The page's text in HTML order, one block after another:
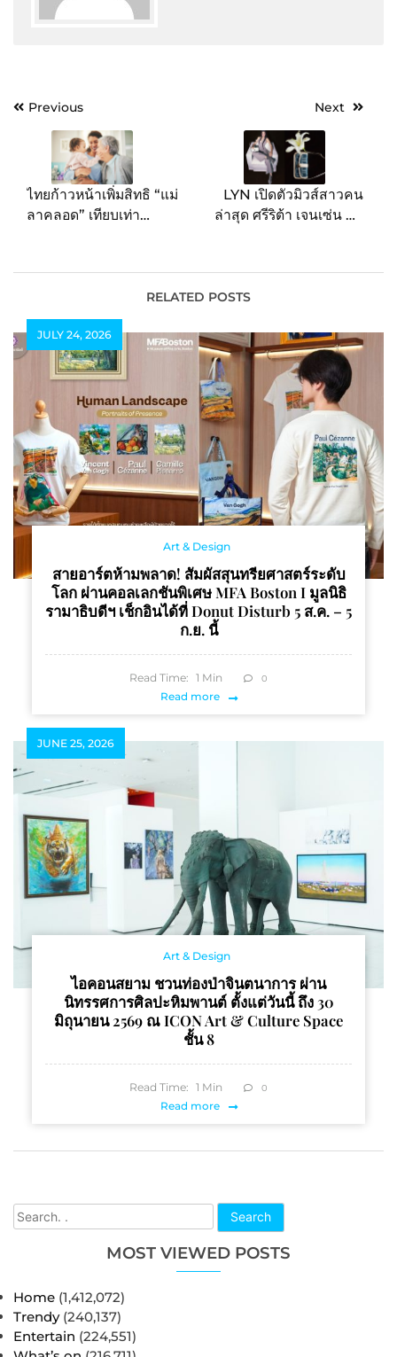
Search
MOST VIEWED POSTS
Home (1,412,072)
Trendy (240,137)
Entertain (224,551)
PostPrevious
ไทยก้าวหน้าเพิ่มสิทธิ “แม่
ลาคลอด” เทียบเท่า
เดือน” ยกระดับศักยภาพทุน
Next
LYN เปิดตัวมิวส์สาวคน
ล่าสุด ศรีริต้า เจนเซ่น กับ
ตนให้เปล่งประกายอย่างไร้
RELATED POSTS
JULY 24, 2026
Art & Design
สายอาร์ตห้ามพลาด! สัมผัสสุนทรียศาสตร์ระดับ
โลก ผ่านคอลเลกชันพิเศษ MFA Boston I มูลนิธิ
รามาธิบดีฯ เช็กอินได้ที่ Donut Disturb 5 ส.ค. – 5
ก.ย. นี้
Read Time: 1 Min 0
Read more
JUNE 25, 2026
Art & Design
ไอคอนสยาม ชวนท่องป่าจินตนาการ ผ่าน
นิทรรศการศิลปะหิมพานต์ ตั้งแต่วันนี้ ถึง 30
มิถุนายน 2569 ณ ICON Art & Culture Space
ชั้น 8
Read Time: 1 Min 0
Read more